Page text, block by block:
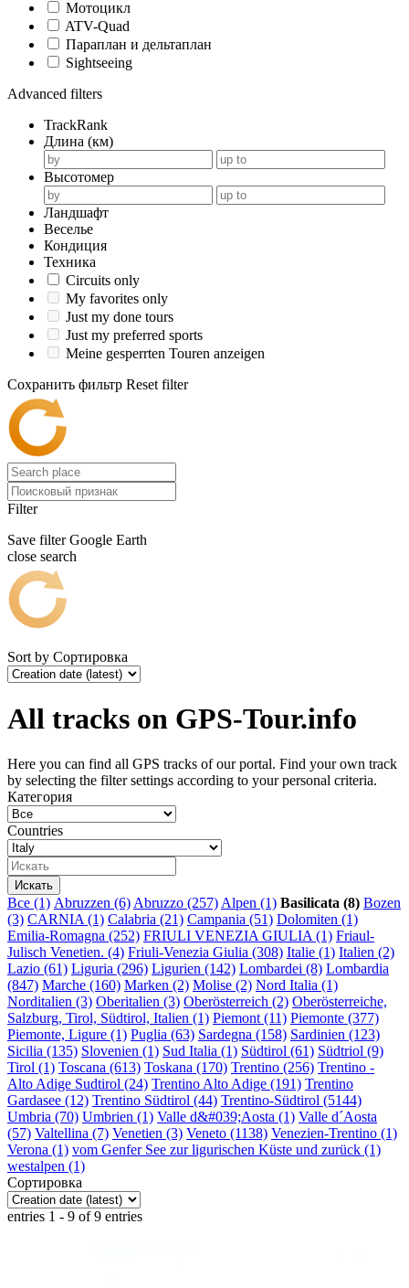
Мотоцикл
ATV-Quad
Параплан и дельтаплан
Sightseeing
Advanced filters
TrackRank
Длина (км)
Высотомер
Ландшафт
Веселье
Кондиция
Техника
Circuits only
My favorites only
Just my done tours
Just my preferred sports
Meine gesperrten Touren anzeigen
Сохранить фильтр Reset filter
Filter
Save filter Google Earth
close search
Sort by Сортировка
All tracks on GPS-Tour.info
Here you can find all GPS tracks of our portal. Find your own track
by selecting the filter settings according to your personal criteria.
Категория
Countries
Все (1) Abruzzen (6) Abruzzo (257) Alpen (1) Basilicata (8) Bozen
(3) CARNIA (1) Calabria (21) Campania (51) Dolomiten (1)
Emilia-Romagna (252) FRIULI VENEZIA GIULIA (1) Friaul-
Julisch Venetien. (4) Friuli-Venezia Giulia (308) Italie (1) Italien (2)
Lazio (61) Liguria (296) Ligurien (142) Lombardei (8) Lombardia
(847) Marche (160) Marken (2) Molise (2) Nord Italia (1)
Norditalien (3) Oberitalien (3) Oberösterreich (2) Oberösterreiche,
Salzburg, Tirol, Südtirol, Italien (1) Piemont (11) Piemonte (377)
Piemonte, Ligure (1) Puglia (63) Sardegna (158) Sardinien (123)
Sicilia (135) Slovenien (1) Sud Italia (1) Südtirol (61) Südtriol (9)
Tirol (1) Toscana (613) Toskana (170) Trentino (256) Trentino -
Alto Adige Sudtirol (24) Trentino Alto Adige (191) Trentino
Gardasee (12) Trentino Südtirol (44) Trentino-Südtirol (5144)
Umbria (70) Umbrien (1) Valle d&#039;Aosta (1) Valle d´Aosta
(57) Valtellina (7) Venetien (3) Veneto (1138) Venezien-Trentino (1)
Verona (1) vom Genfer See zur ligurischen Küste und zurück (1)
westalpen (1)
Сортировка
entries 1 - 9 of 9 entries